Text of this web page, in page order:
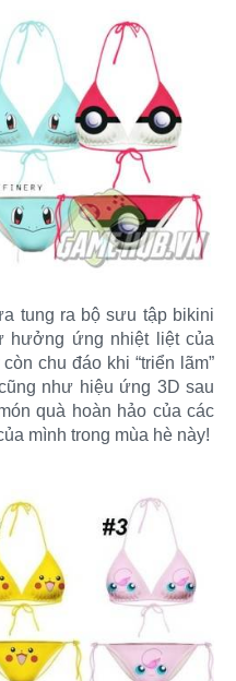
tung ra bộ sưu tập bikini
hưởng ứng nhiệt liệt của
chu đáo khi “triển lãm”
như hiệu ứng 3D sau
quà hoàn hảo của các
mình trong mùa hè này!